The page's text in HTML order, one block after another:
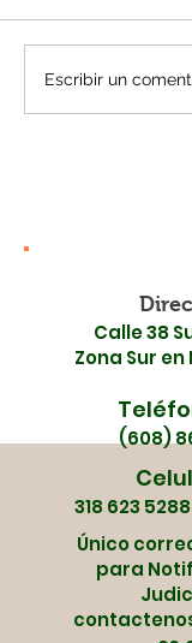
salud!
Escribir un
Calle 38
Zona Sur
(608)
318 623 5288
Único
para